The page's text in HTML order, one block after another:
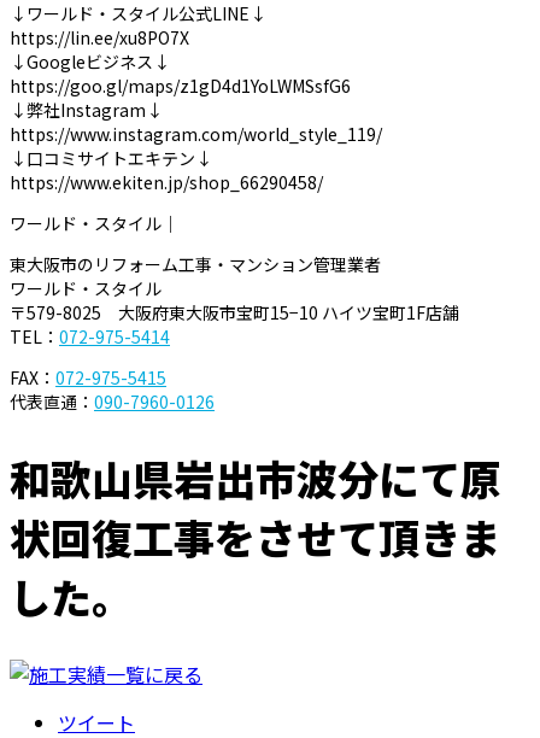
↓ワールド・スタイル公式LINE↓
https://lin.ee/xu8PO7X
↓Googleビジネス↓
https://goo.gl/maps/z1gD4d1YoLWMSsfG6
↓弊社Instagram↓
https://www.instagram.com/world_style_119/
↓口コミサイトエキテン↓
https://www.ekiten.jp/shop_66290458/
ワールド・スタイル｜
東大阪市のリフォーム工事・マンション管理業者
ワールド・スタイル
〒579-8025 大阪府東大阪市宝町15−10 ハイツ宝町1F店舗
TEL： 072-975-5414
FAX： 072-975-5415
代表直通： 090-7960-0126
和歌山県岩出市波分にて原
状回復工事をさせて頂きま
した。
ツイート